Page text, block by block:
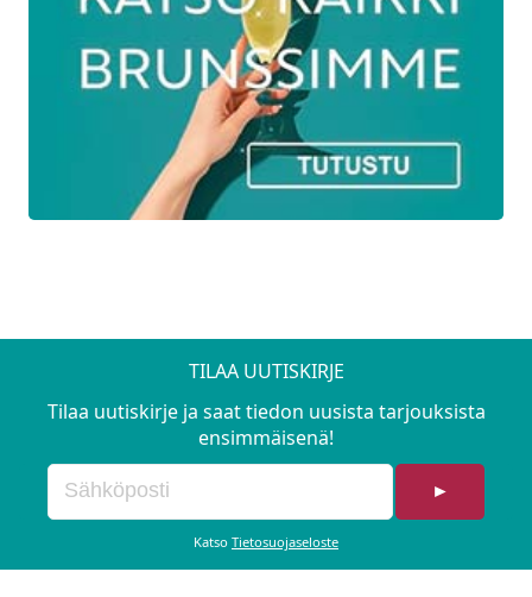
TILAA UUTISKIRJE
Tilaa uutiskirje ja saat tiedon uusista tarjouksista
ensimmäisenä!
►
Katso Tietosuojaseloste